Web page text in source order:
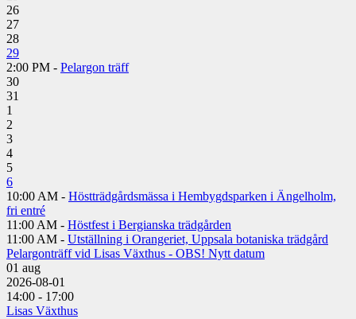
26
27
28
29
2:00 PM - Pelargon träff
30
31
1
2
3
4
5
6
10:00 AM - Höstträdgårdsmässa i Hembygdsparken i Ängelholm,
fri entré
11:00 AM - Höstfest i Bergianska trädgården
11:00 AM - Utställning i Orangeriet, Uppsala botaniska trädgård
Pelargonträff vid Lisas Växthus - OBS! Nytt datum
01 aug
2026-08-01
14:00 - 17:00
Lisas Växthus